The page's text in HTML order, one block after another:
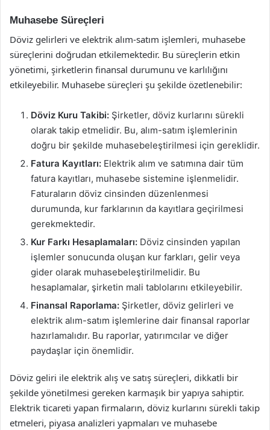
Muhasebe Süreçleri
Döviz gelirleri ve elektrik alım-satım işlemleri, muhasebe
süreçlerini doğrudan etkilemektedir. Bu süreçlerin etkin
yönetimi, şirketlerin finansal durumunu ve karlılığını
etkileyebilir. Muhasebe süreçleri şu şekilde özetlenebilir:
Döviz Kuru Takibi: Şirketler, döviz kurlarını sürekli
olarak takip etmelidir. Bu, alım-satım işlemlerinin
doğru bir şekilde muhasebeleştirilmesi için gereklidir.
Fatura Kayıtları: Elektrik alım ve satımına dair tüm
fatura kayıtları, muhasebe sistemine işlenmelidir.
Faturaların döviz cinsinden düzenlenmesi
durumunda, kur farklarının da kayıtlara geçirilmesi
gerekmektedir.
Kur Farkı Hesaplamaları: Döviz cinsinden yapılan
işlemler sonucunda oluşan kur farkları, gelir veya
gider olarak muhasebeleştirilmelidir. Bu
hesaplamalar, şirketin mali tablolarını etkileyebilir.
Finansal Raporlama: Şirketler, döviz gelirleri ve
elektrik alım-satım işlemlerine dair finansal raporlar
hazırlamalıdır. Bu raporlar, yatırımcılar ve diğer
paydaşlar için önemlidir.
Döviz geliri ile elektrik alış ve satış süreçleri, dikkatli bir
şekilde yönetilmesi gereken karmaşık bir yapıya sahiptir.
Elektrik ticareti yapan firmaların, döviz kurlarını sürekli takip
etmeleri, piyasa analizleri yapmaları ve muhasebe